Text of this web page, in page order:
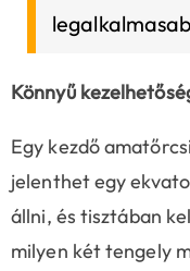
Könnyű
Egy kezdő
jelenthet egy
állni, és tisztában
milyen két tengely